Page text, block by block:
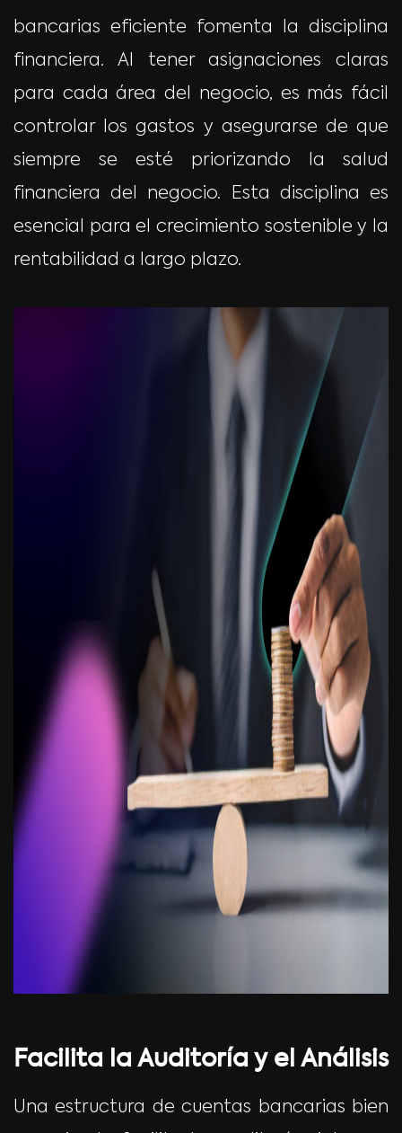
bancarias eficiente fomenta la disciplina
financiera. Al tener asignaciones claras
para cada área del negocio, es más fácil
controlar los gastos y asegurarse de que
siempre se esté priorizando la salud
financiera del negocio. Esta disciplina es
esencial para el crecimiento sostenible y la
rentabilidad a largo plazo.
Facilita la Auditoría y el Análisis
Una estructura de cuentas bancarias bien